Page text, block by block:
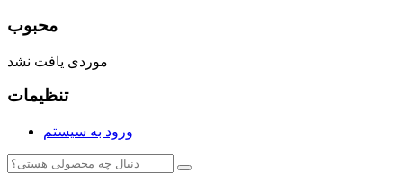
محبوب
موردی یافت نشد
تنظیمات
ورود به سیستم